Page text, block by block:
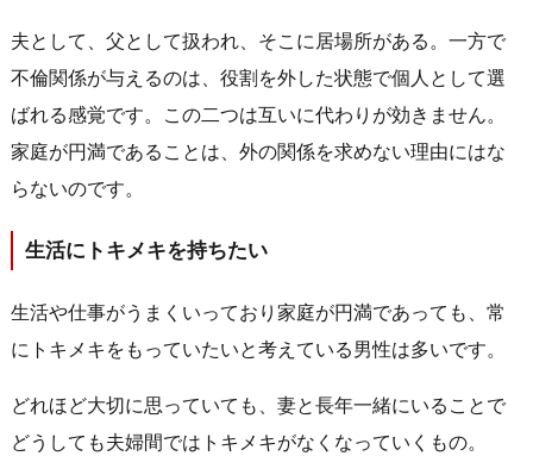
夫として、父として扱われ、そこに居場所がある。一方で
不倫関係が与えるのは、役割を外した状態で個人として選
ばれる感覚です。この二つは互いに代わりが効きません。
家庭が円満であることは、外の関係を求めない理由にはな
らないのです。
生活にトキメキを持ちたい
生活や仕事がうまくいっており家庭が円満であっても、常
にトキメキをもっていたいと考えている男性は多いです。
どれほど大切に思っていても、妻と長年一緒にいることで
どうしても夫婦間ではトキメキがなくなっていくもの。